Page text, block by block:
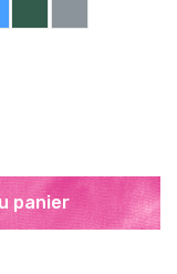
panier